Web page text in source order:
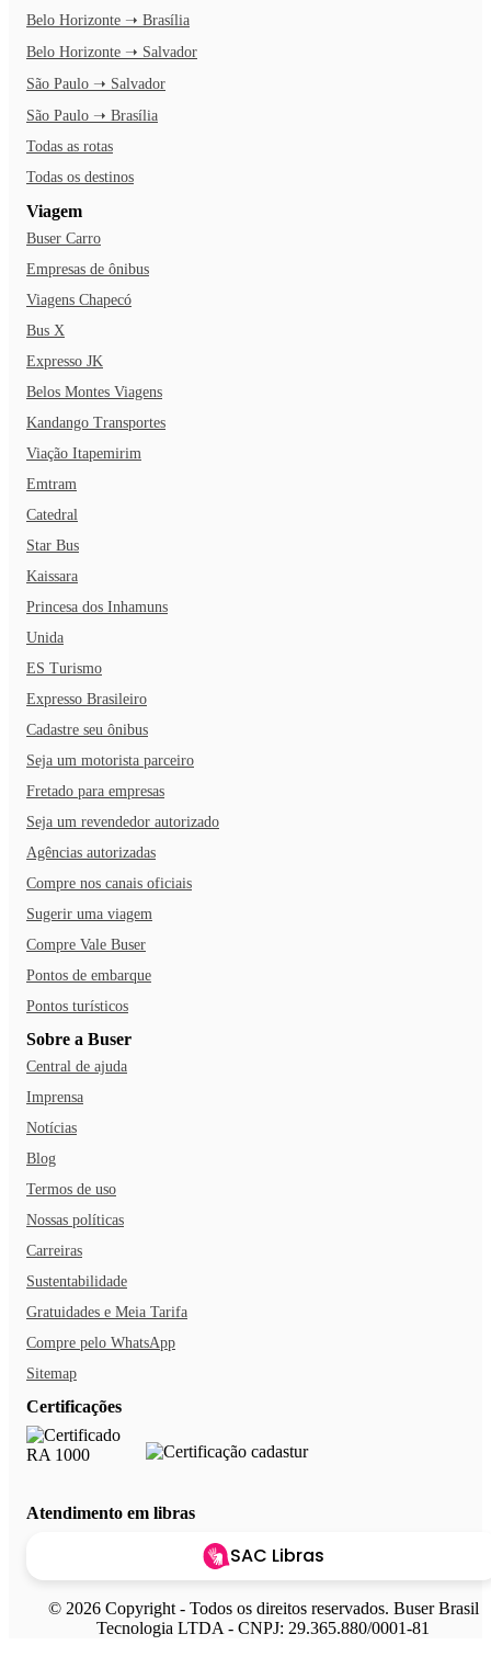
Belo Horizonte ➝ Brasília
Belo Horizonte ➝ Salvador
São Paulo ➝ Salvador
São Paulo ➝ Brasília
Todas as rotas
Todas os destinos
Viagem
Buser Carro
Empresas de ônibus
Viagens Chapecó
Bus X
Expresso JK
Belos Montes Viagens
Kandango Transportes
Viação Itapemirim
Emtram
Catedral
Star Bus
Kaissara
Princesa dos Inhamuns
Unida
ES Turismo
Expresso Brasileiro
Cadastre seu ônibus
Seja um motorista parceiro
Fretado para empresas
Seja um revendedor autorizado
Agências autorizadas
Compre nos canais oficiais
Sugerir uma viagem
Compre Vale Buser
Pontos de embarque
Pontos turísticos
Sobre a Buser
Central de ajuda
Imprensa
Notícias
Blog
Termos de uso
Nossas políticas
Carreiras
Sustentabilidade
Gratuidades e Meia Tarifa
Compre pelo WhatsApp
Sitemap
Certificações
Atendimento em libras
SAC Libras
© 2026 Copyright - Todos os direitos reservados. Buser Brasil
Tecnologia LTDA - CNPJ: 29.365.880/0001-81